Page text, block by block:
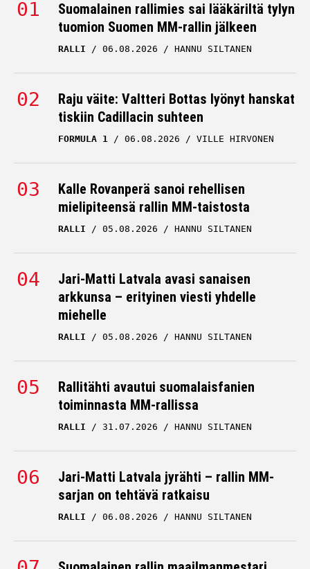
Suomalainen rallimies sai lääkäriltä tylyn
tuomion Suomen MM-rallin jälkeen
RALLI 06.08.2026 HANNU SILTANEN
Raju väite: Valtteri Bottas lyönyt hanskat
tiskiin Cadillacin suhteen
FORMULA 1 06.08.2026 VILLE HIRVONEN
Kalle Rovanperä sanoi rehellisen
mielipiteensä rallin MM-taistosta
RALLI 05.08.2026 HANNU SILTANEN
Jari-Matti Latvala avasi sanaisen
arkkunsa – erityinen viesti yhdelle
miehelle
RALLI 05.08.2026 HANNU SILTANEN
Rallitähti avautui suomalaisfanien
toiminnasta MM-rallissa
RALLI 31.07.2026 HANNU SILTANEN
Jari-Matti Latvala jyrähti – rallin MM-
sarjan on tehtävä ratkaisu
RALLI 06.08.2026 HANNU SILTANEN